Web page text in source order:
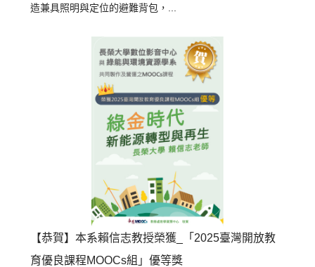
造兼具照明與定位的避難背包，...
【恭賀】本系賴信志教授榮獲_「2025臺灣開放教
育優良課程MOOCs組」優等獎